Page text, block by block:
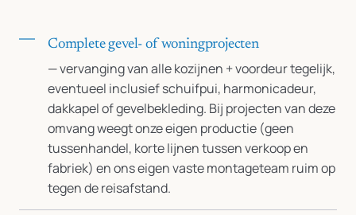
Complete gevel- of woningprojecten
— vervanging van alle kozijnen + voordeur tegelijk,
eventueel inclusief schuifpui, harmonicadeur,
dakkapel of gevelbekleding. Bij projecten van deze
omvang weegt onze eigen productie (geen
tussenhandel, korte lijnen tussen verkoop en
fabriek) en ons eigen vaste montageteam ruim op
tegen de reisafstand.